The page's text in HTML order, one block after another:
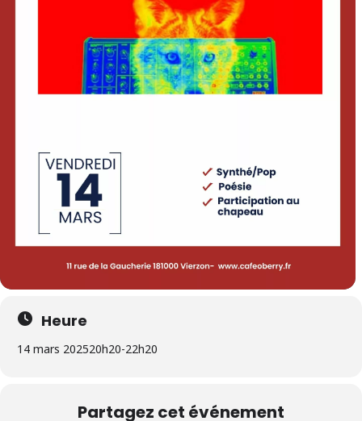
Heure
14 mars 202520h20-22h20
Partagez cet événement